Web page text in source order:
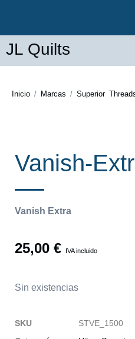
JL Quilts
Inicio / Marcas / Superior
Vanish-
Vanish Extra
25,00 € IVA incluido
Sin existencias
SKU
STVE_1500